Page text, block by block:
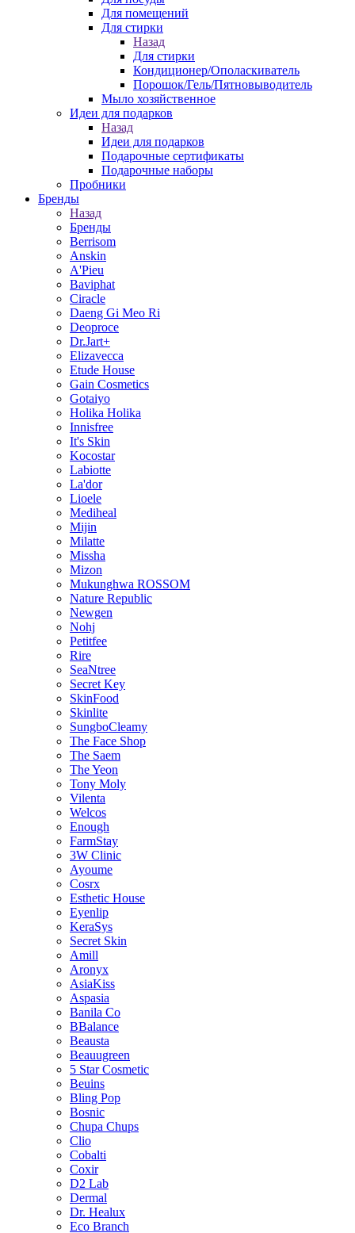
Для помещений
Для стирки
Назад
Для стирки
Кондиционер/Ополаскиватель
Порошок/Гель/Пятновыводитель
Мыло хозяйственное
Идеи для подарков
Назад
Идеи для подарков
Подарочные сертификаты
Подарочные наборы
Пробники
Бренды
Назад
Бренды
Berrisom
Anskin
A'Pieu
Baviphat
Ciracle
Daeng Gi Meo Ri
Deoproce
Dr.Jart+
Elizavecca
Etude House
Gain Cosmetics
Gotaiyo
Holika Holika
Innisfree
It's Skin
Kocostar
Labiotte
La'dor
Lioele
Mediheal
Mijin
Milatte
Missha
Mizon
Mukunghwa ROSSOM
Nature Republic
Newgen
Nohj
Petitfee
Rire
SeaNtree
Secret Key
SkinFood
Skinlite
SungboCleamy
The Face Shop
The Saem
The Yeon
Tony Moly
Vilenta
Welcos
Enough
FarmStay
3W Clinic
Ayoume
Cosrx
Esthetic House
Eyenlip
KeraSys
Secret Skin
Amill
Aronyx
AsiaKiss
Aspasia
Banila Co
BBalance
Beausta
Beauugreen
5 Star Cosmetic
Beuins
Bling Pop
Bosnic
Chupa Chups
Clio
Cobalti
Coxir
D2 Lab
Dermal
Dr. Healux
Eco Branch